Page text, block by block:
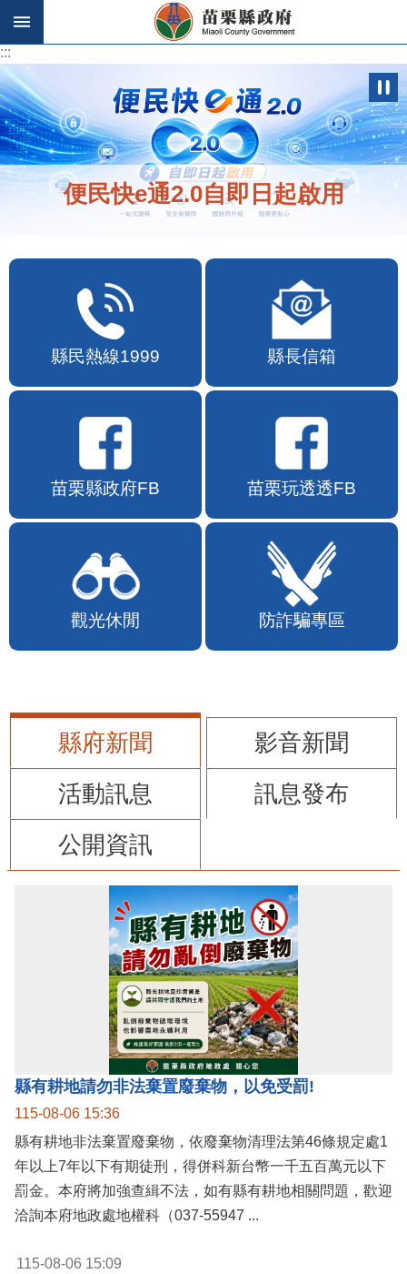
跳到主要內容區塊
:::
:::
便民快e通2.0自即日起啟用
縣民熱線1999 縣長信箱
苗栗縣政府FB 苗栗玩透透FB
觀光休閒 防詐騙專區
縣府新聞
影音新聞
活動訊息
訊息發布
公開資訊
縣有耕地請勿非法棄置廢棄物，以免受罰!
115-08-06 15:36
縣有耕地非法棄置廢棄物，依廢棄物清理法第46條規定處1
年以上7年以下有期徒刑，得併科新台幣一千五百萬元以下
罰金。本府將加強查緝不法，如有縣有耕地相關問題，歡迎
洽詢本府地政處地權科（037-55947 ...
115-08-06 15:09